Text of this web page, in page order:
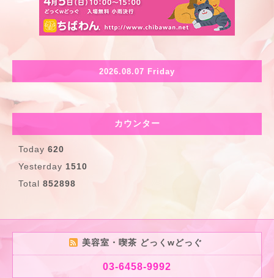
2026.08.07 Friday
カウンター
Today 620
Yesterday 1510
Total 852898
美容室・喫茶 どっくwどっぐ
03-6458-9992